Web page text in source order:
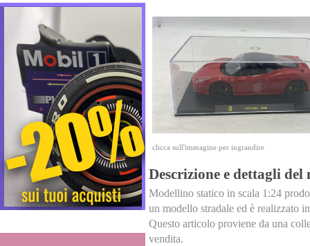
clicca sull'immagine per ingrandire
Descrizione e dettagli del
Modellino statico in scala 1:24
un modello stradale ed è realizzato
Questo articolo proviene da una
vendita.